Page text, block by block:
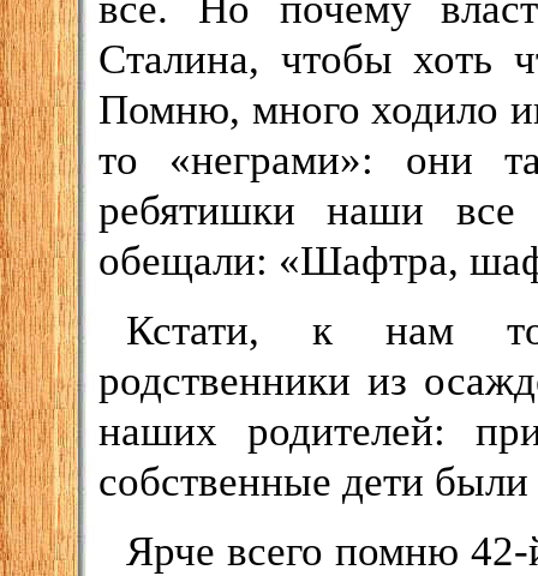
Сталина, чтобы хоть
Помню, много ходило
то «неграми»: они
ребятишки наши
обещали: «Шафтра,
Кстати, к нам
родственники из
наших родителей:
собственные дети
Ярче всего помню 42-